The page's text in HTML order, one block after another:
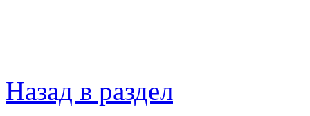
Назад в раздел